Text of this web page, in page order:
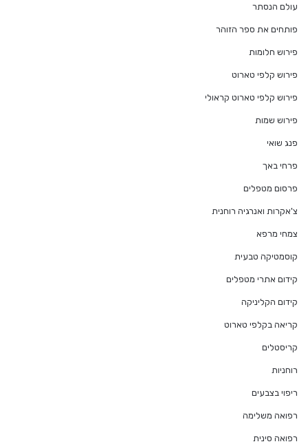
עולם הנסתר
פותחים את ספר הזוהר
פירוש חלומות
פירוש קלפי טארוט
פירוש קלפי טארוט קראולי
פירוש שמות
פנג שואי
פרחי באך
פרסום מטפלים
צ'אקרות ואנרגיה רוחנית
צמחי מרפא
קוסמטיקה טבעית
קידום אתרי מטפלים
קידום הקליניקה
קריאה בקלפי טארוט
קריסטלים
רוחניות
ריפוי בצבעים
רפואה משלימה
רפואה סינית